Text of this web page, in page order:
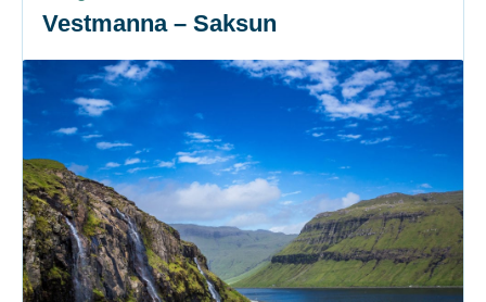
Vestmanna – Saksun